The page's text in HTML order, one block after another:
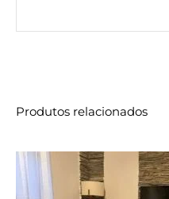
Produtos relacionados